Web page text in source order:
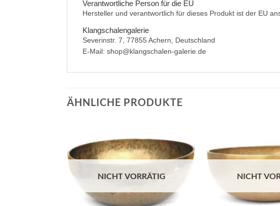
Verantwortliche Person für die EU
Hersteller und verantwortlich für dieses Produkt ist der EU
Klangschalengalerie
Severinstr. 7, 77855 Achern, Deutschland
E-Mail: shop@klangschalen-galerie.de
ÄHNLICHE PRODUKTE
NICHT VORRÄTIG NICHT